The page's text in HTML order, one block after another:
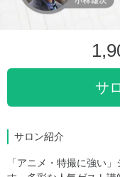
サ
サロン紹介
「アニメ・特撮に強い